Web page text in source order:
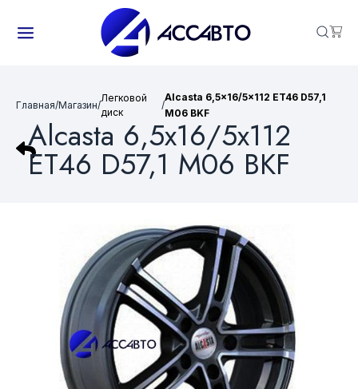
Главная/Магазин/
Легковой
диск
/
Alcasta 6,5x16/5x112 ET46 D57,1
M06 BKF
Alcasta 6,5x16/5x112
ET46 D57,1 M06 BKF